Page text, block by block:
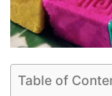
Table of